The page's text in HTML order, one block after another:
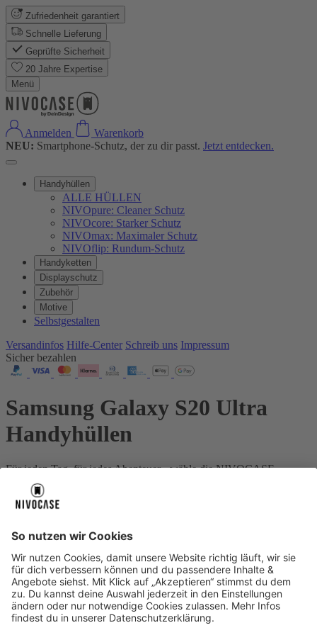
Zufriedenheit garantiert
Schnelle Lieferung
Geprüfte Sicherheit
20 Jahre Expertise
Menü
Anmelden
Warenkorb
NEU: Smartphone-Schutz, der zu dir passt. Jetzt entdecken.
Handyhüllen
ALLE HÜLLEN
NIVOpure: Cleaner Schutz
NIVOcore: Starker Schutz
NIVOmax: Maximaler Schutz
NIVOflip: Rundum-Schutz
Handyketten
Displayschutz
Zubehör
Motive
Selbstgestalten
Versandinfos Hilfe-Center Schreib uns Impressum
Sicher bezahlen
Samsung Galaxy S20 Ultra
Handyhüllen
Für jeden Tag, für jedes Abenteuer - wähle die NIVOCASE
Schutzstufe, die genau zu deinem Leben passt.
Dein Gerät:
Über uns Über uns
About NIVOCASE NIVOCASE Test Lab Schreib uns
Sicher bezahlen
Sicher bezahlen